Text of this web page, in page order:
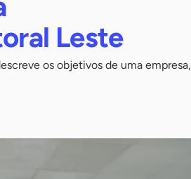
Leste
os objetivos de uma empresa,